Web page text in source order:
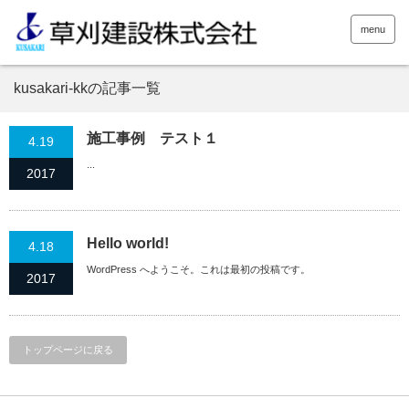
menu
kusakari-kkの記事一覧
4.19
2017
施工事例 テスト１
4.18
2017
Hello world!
WordPress へようこそ。これは最初の投稿です。
トップページに戻る